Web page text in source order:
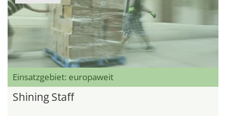
Einsatzgebiet: europaweit
Shining Staff